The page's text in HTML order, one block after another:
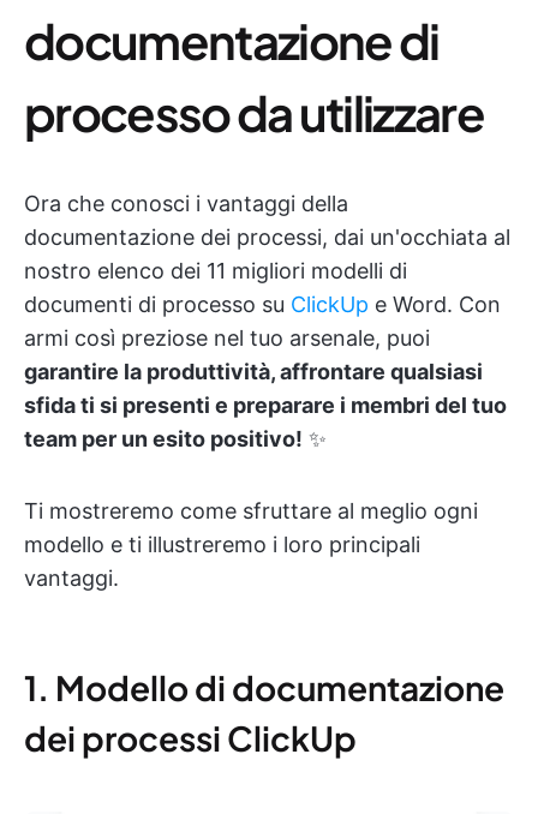
documentazione di
processo da utilizzare
Ora che conosci i vantaggi della
documentazione dei processi, dai un'occhiata al
nostro elenco dei 11 migliori modelli di
documenti di processo su ClickUp e Word. Con
armi così preziose nel tuo arsenale, puoi
garantire la produttività, affrontare qualsiasi
sfida ti si presenti e preparare i membri del tuo
team per un esito positivo! ✨
Ti mostreremo come sfruttare al meglio ogni
modello e ti illustreremo i loro principali
vantaggi.
1. Modello di documentazione
dei processi ClickUp